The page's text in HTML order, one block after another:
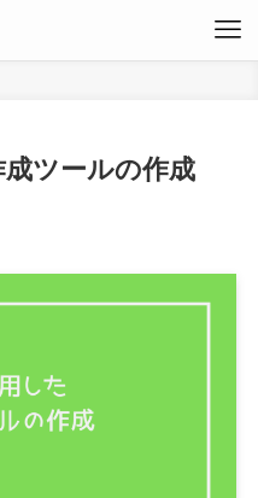
ツールの作成